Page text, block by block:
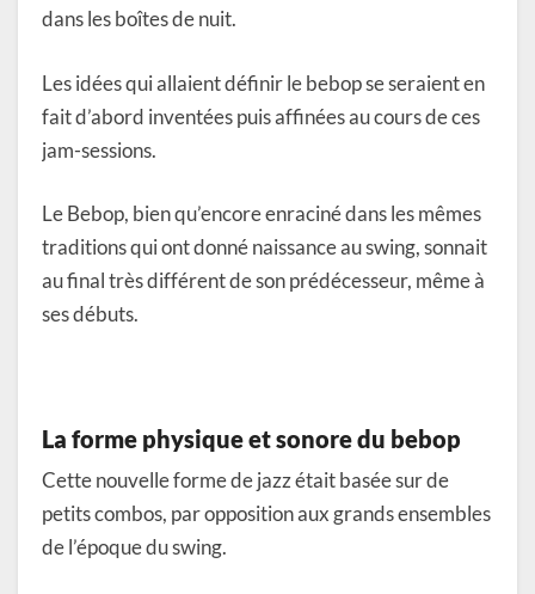
dans les boîtes de nuit.
Les idées qui allaient définir le bebop se seraient en
fait d’abord inventées puis affinées au cours de ces
jam-sessions.
Le Bebop, bien qu’encore enraciné dans les mêmes
traditions qui ont donné naissance au swing, sonnait
au final très différent de son prédécesseur, même à
ses débuts.
La forme physique et sonore du bebop
Cette nouvelle forme de jazz était basée sur de
petits combos, par opposition aux grands ensembles
de l’époque du swing.